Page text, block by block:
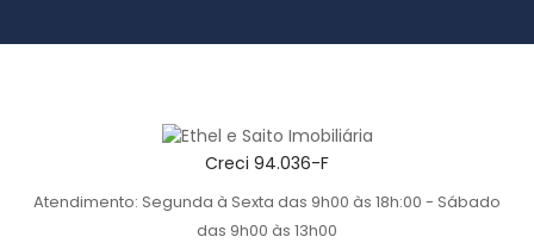
Creci 94.036-F
Atendimento: Segunda à Sexta das 9h00 às 18h:00 - Sábado
das 9h00 às 13h00